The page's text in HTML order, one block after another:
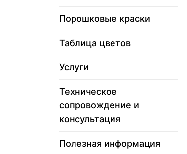
Порошковые краски
Таблица цветов
Услуги
Техническое
сопровождение и
консультация
Полезная информация